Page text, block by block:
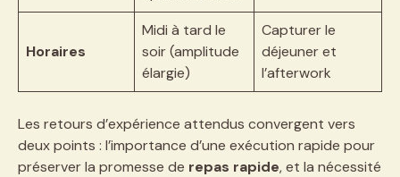
Horaires
Midi à tard le
soir (amplitude
élargie)
Capturer le
déjeuner et
l’afterwork
Les retours d’expérience attendus convergent vers
deux points : l’importance d’une exécution rapide pour
préserver la promesse de repas rapide, et la nécessité